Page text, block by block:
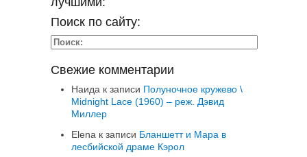
Поиск по сайту:
Свежие комментарии
Наида к записи Полуночное кружево \
Midnight Lace (1960) – реж. Дэвид
Миллер
Elena к записи Бланшетт и Мара в
лесбийской драме Кэрол